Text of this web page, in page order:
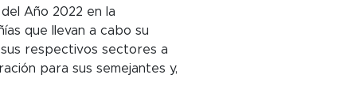
Año 2022 en la
que llevan a cabo su
respectivos sectores a
para sus semejantes y,